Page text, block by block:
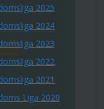
2025
2024
2023
2022
2021
Liga 2020